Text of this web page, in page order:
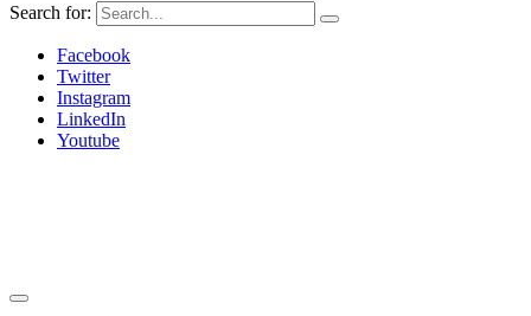
Search for:
Facebook
Twitter
Instagram
LinkedIn
Youtube